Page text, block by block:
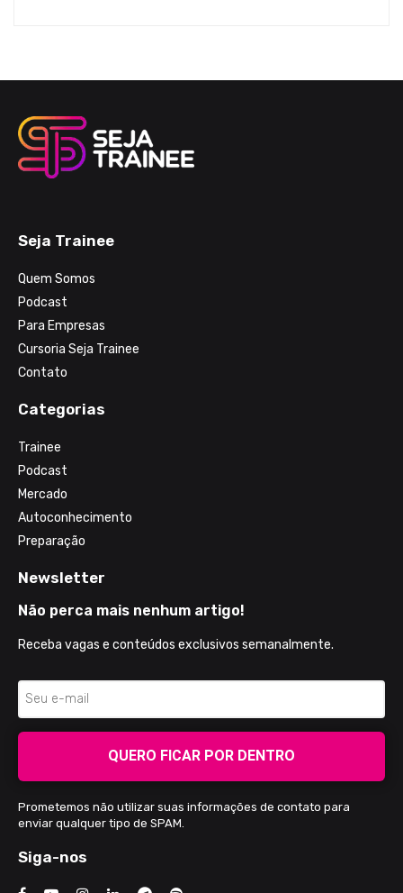
Seja Trainee
Quem Somos
Podcast
Para Empresas
Cursoria Seja Trainee
Contato
Categorias
Trainee
Podcast
Mercado
Autoconhecimento
Preparação
Newsletter
Não perca mais nenhum artigo!
Receba vagas e conteúdos exclusivos semanalmente.
QUERO FICAR POR DENTRO
Prometemos não utilizar suas informações de contato para
enviar qualquer tipo de SPAM.
Siga-nos